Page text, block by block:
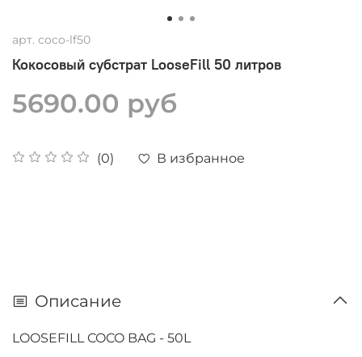
арт. coco-lf50
Кокосовый субстрат LooseFill 50 литров
(0) В избранное
5690.00 руб
Описание
LOOSEFILL COCO BAG - 50L